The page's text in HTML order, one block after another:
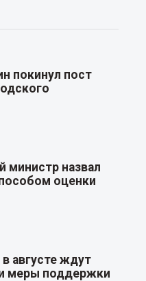
покинул пост
министр назвал
оценки
августе ждут
меры поддержки